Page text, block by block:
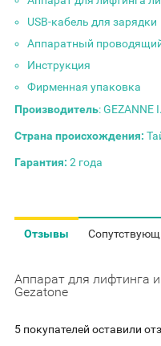
USB-кабель для зарядки
Аппаратный
Инструкция
Фирменная упаковка
Производитель:
Страна происхождения:
Гарантия: 2 года
Отзывы
Аппарат для лифтинга
Gezatone
5 покупателей оставили